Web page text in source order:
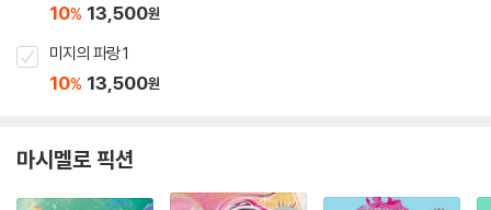
10% 13,500원
미지의 파랑 1
10% 13,500원
마시멜로 픽션